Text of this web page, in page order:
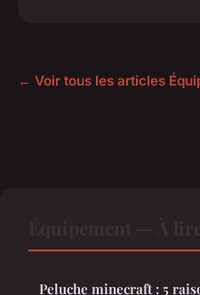
← Voir tous les articles
Peluche minecraft : 5